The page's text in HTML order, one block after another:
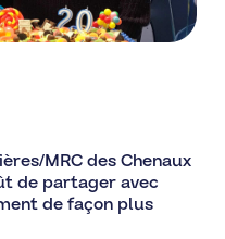
MRC des Chenaux
de partager avec
de façon plus